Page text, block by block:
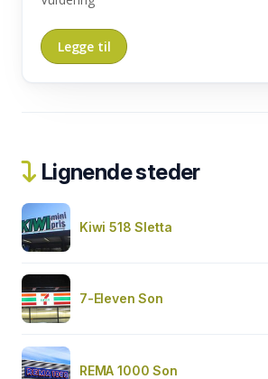
Lignende steder
Kiwi 518 Sletta
7-Eleven Son
REMA 1000 Son